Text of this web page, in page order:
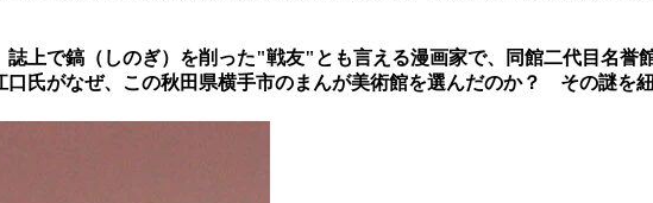
上で鎬（しのぎ）を削った"戦友"とも言える漫画家で、同館二代目名誉
口氏がなぜ、この秋田県横手市のまんが美術館を選んだのか？ その謎